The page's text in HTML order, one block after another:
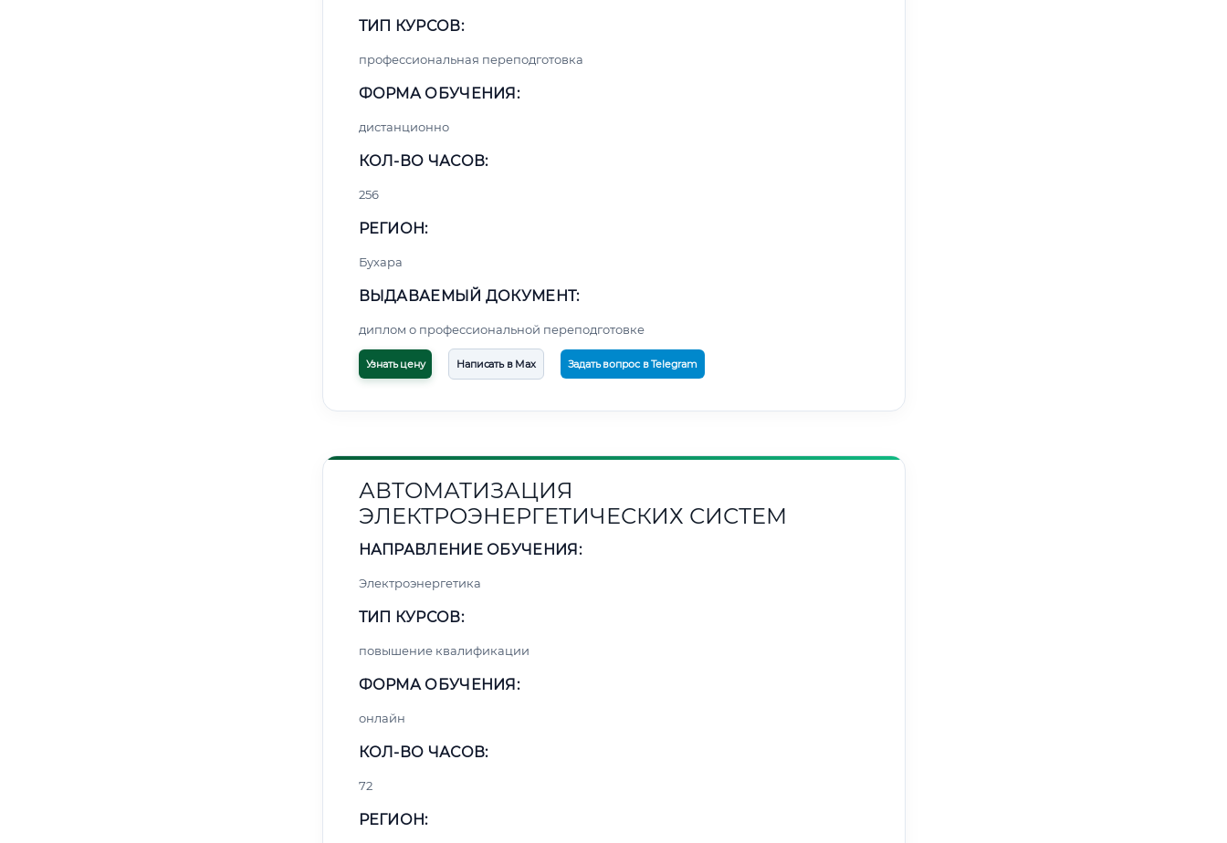
ТИП КУРСОВ:
профессиональная переподготовка
ФОРМА ОБУЧЕНИЯ:
дистанционно
КОЛ-ВО ЧАСОВ:
256
РЕГИОН:
Бухара
ВЫДАВАЕМЫЙ ДОКУМЕНТ:
диплом о профессиональной переподготовке
Узнать цену Написать в Max Задать вопрос в Telegram
АВТОМАТИЗАЦИЯ
ЭЛЕКТРОЭНЕРГЕТИЧЕСКИХ СИСТЕМ
НАПРАВЛЕНИЕ ОБУЧЕНИЯ:
Электроэнергетика
ТИП КУРСОВ:
повышение квалификации
ФОРМА ОБУЧЕНИЯ:
онлайн
КОЛ-ВО ЧАСОВ:
72
РЕГИОН: